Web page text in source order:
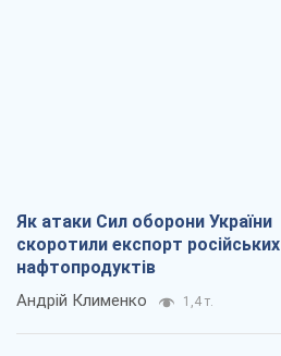
Як атаки Сил оборони України
скоротили експорт російських
нафтопродуктів
Андрій Клименко 1,4 т.